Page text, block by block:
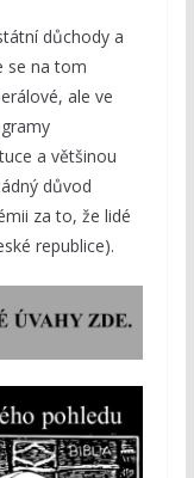
důchody a
se na tom
ale ve
a většinou
důvod
za to, že lidé
republice).